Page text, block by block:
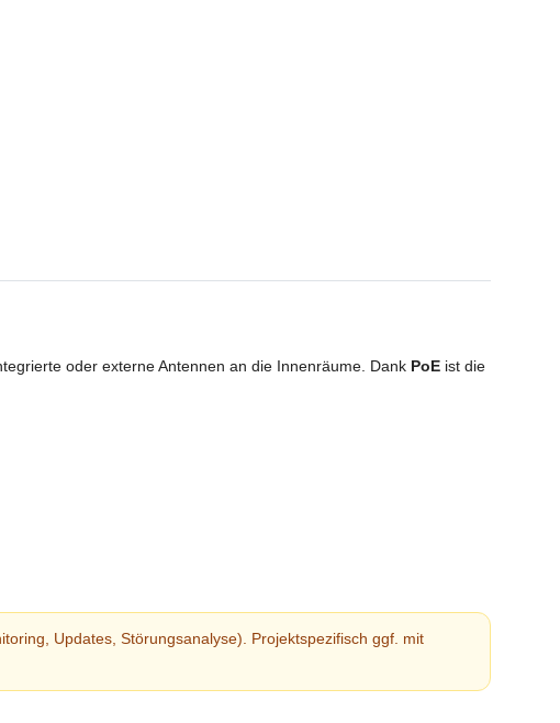
oder externe Antennen an die Innenräume. Dank PoE ist die
Updates, Störungsanalyse). Projektspezifisch ggf. mit